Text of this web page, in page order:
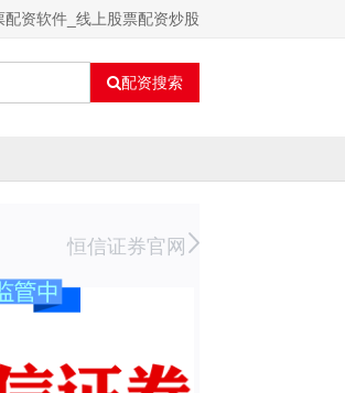
资软件_线上股票配资炒股
配资搜索
恒信证券官网